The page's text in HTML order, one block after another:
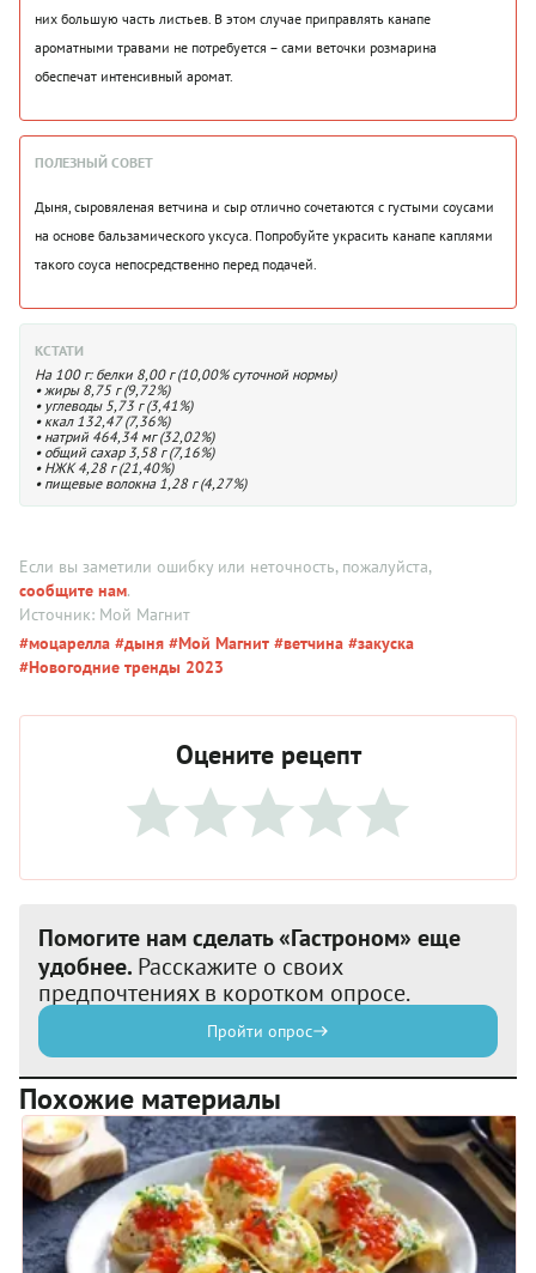
них большую часть листьев. В этом случае приправлять канапе
ароматными травами не потребуется – сами веточки розмарина
обеспечат интенсивный аромат.
ПОЛЕЗНЫЙ СОВЕТ
Дыня, сыровяленая ветчина и сыр отлично сочетаются с густыми соусами
на основе бальзамического уксуса. Попробуйте украсить канапе каплями
такого соуса непосредственно перед подачей.
КСТАТИ
На 100 г: белки 8,00 г (10,00% суточной нормы)
• жиры 8,75 г (9,72%)
• углеводы 5,73 г (3,41%)
• ккал 132,47 (7,36%)
• натрий 464,34 мг (32,02%)
• общий сахар 3,58 г (7,16%)
• НЖК 4,28 г (21,40%)
• пищевые волокна 1,28 г (4,27%)
Если вы заметили ошибку или неточность, пожалуйста,
сообщите нам.
Источник: Мой Магнит
#моцарелла #дыня #Мой Магнит #ветчина #закуска
#Новогодние тренды 2023
Оцените рецепт
Помогите нам сделать «Гастроном» еще
удобнее. Расскажите о своих
предпочтениях в коротком опросе.
Пройти опрос
Похожие материалы